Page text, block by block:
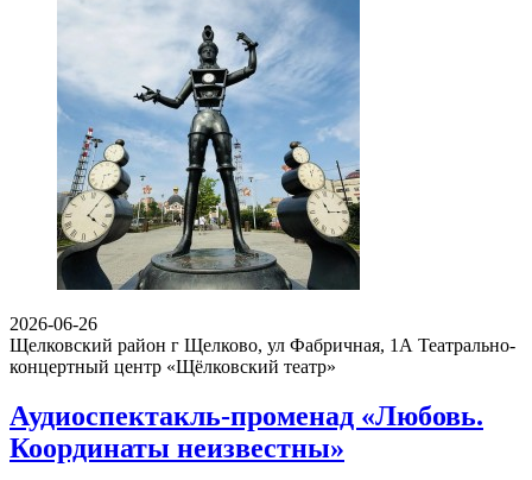
2026-06-26
Щелковский район г Щелково, ул Фабричная, 1А Театрально-
концертный центр «Щёлковский театр»
Аудиоспектакль-променад «Любовь.
Координаты неизвестны»